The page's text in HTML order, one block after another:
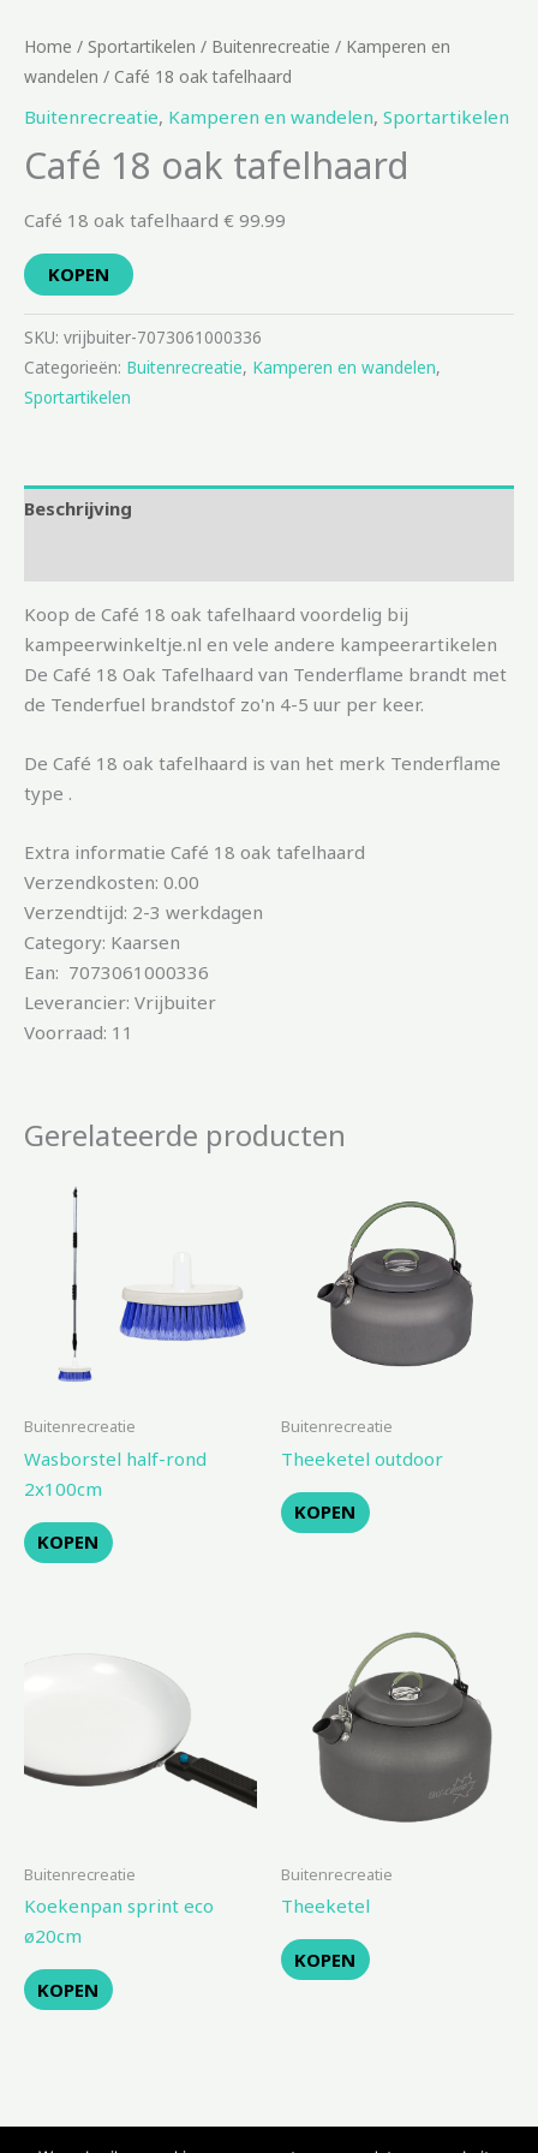
Home / Sportartikelen / Buitenrecreatie / Kamperen en
wandelen / Café 18 oak tafelhaard
Buitenrecreatie, Kamperen en wandelen, Sportartikelen
Café 18 oak tafelhaard
Café 18 oak tafelhaard € 99.99
KOPEN
SKU: vrijbuiter-7073061000336
Categorieën: Buitenrecreatie, Kamperen en wandelen,
Sportartikelen
Beschrijving
Koop de Café 18 oak tafelhaard voordelig bij
kampeerwinkeltje.nl en vele andere kampeerartikelen
De Café 18 Oak Tafelhaard van Tenderflame brandt met
de Tenderfuel brandstof zo'n 4-5 uur per keer.
De Café 18 oak tafelhaard is van het merk Tenderflame
type .
Extra informatie Café 18 oak tafelhaard
Verzendkosten: 0.00
Verzendtijd: 2-3 werkdagen
Category: Kaarsen
Ean: 7073061000336
Leverancier: Vrijbuiter
Voorraad: 11
Gerelateerde producten
Buitenrecreatie
Wasborstel half-rond
2x100cm
KOPEN
Buitenrecreatie
Theeketel outdoor
KOPEN
Buitenrecreatie
Koekenpan sprint eco
ø20cm
KOPEN
Buitenrecreatie
Theeketel
KOPEN